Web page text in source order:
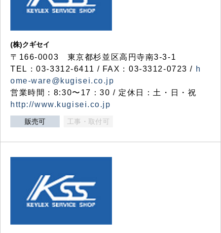
(株)クギセイ
〒166-0003 東京都杉並区高円寺南3-3-1
TEL：03-3312-6411 / FAX：03-3312-0723 / h
ome-ware@kugisei.co.jp
営業時間：8:30〜17：30 / 定休日：土・日・祝
http://www.kugisei.co.jp
販売可 工事・取付可